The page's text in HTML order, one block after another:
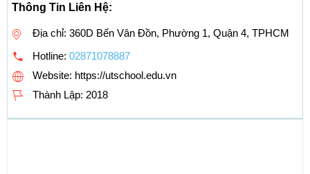
Thông Tin Liên Hệ:
Địa chỉ: 360D Bến Vân Đồn, Phường 1, Quận 4, TPHCM
Hotline: 02871078887
Website: https://utschool.edu.vn
Thành Lập: 2018